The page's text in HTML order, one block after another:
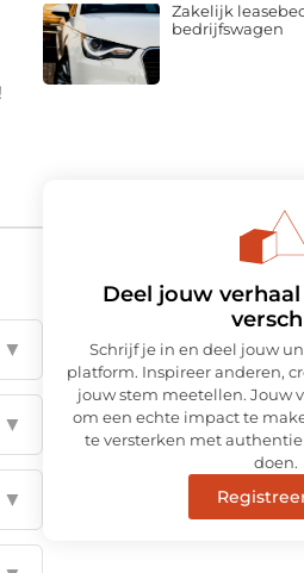
▼
▼
▼
Zakelijk
bedrijfswagen
Deel jouw
Schrijf je in en deel jouw
platform. Inspireer anderen,
jouw stem meetellen. Jouw
om een echte impact te
te versterken met
doen.